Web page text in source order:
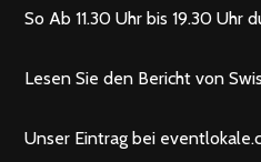
So Ab 11.30 Uhr bis 19.30 Uhr
Lesen Sie den Bericht von
Unser Eintrag bei